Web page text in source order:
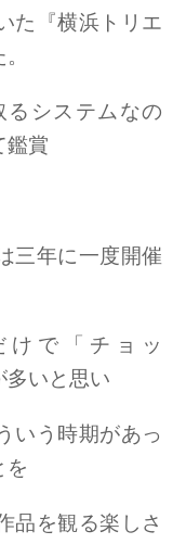
た『横浜トリエ
システムなの
鑑賞
三年に一度開催
けで「チョッ
多いと思い
いう時期があっ
を
品を観る楽しさ